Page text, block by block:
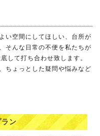
い空間にしてほしい、台所が
そんな日常の不便を私たちが
して打ち合わせ致します。
ちょっとした疑問や悩みなど
ラン